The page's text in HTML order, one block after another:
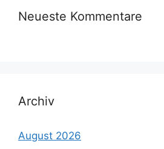
Neueste Kommentare
Archiv
August 2026